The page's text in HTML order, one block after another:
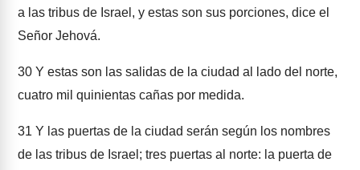
a las tribus de Israel, y estas son sus porciones, dice el
Señor Jehová.
30 Y estas son las salidas de la ciudad al lado del norte,
cuatro mil quinientas cañas por medida.
31 Y las puertas de la ciudad serán según los nombres
de las tribus de Israel; tres puertas al norte: la puerta de